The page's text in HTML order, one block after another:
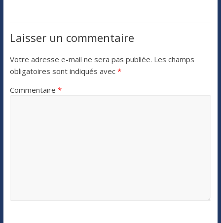
Laisser un commentaire
Votre adresse e-mail ne sera pas publiée. Les champs
obligatoires sont indiqués avec *
Commentaire *